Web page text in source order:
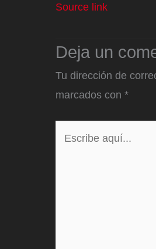
Source link
Deja un
Tu dirección de
marcados con *